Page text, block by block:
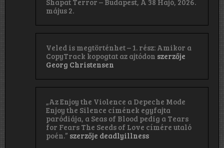
Shapat Terror – Budapest, A 38 Hajó, 2026.
május 2.
Veled is megtörténhet – 1. rész: Amikor a
CopyTrack kopogtat az ajtódon szerzője
Georg Christensen
„Az Enjoy the Violence a Depeche Mode
Enjoy the Silence címének egyfajta
paródiája, a Seas of Blood pedig a Tears
for Fears The Seeds of Love címére utaló
poén.” szerzője deadlyillness